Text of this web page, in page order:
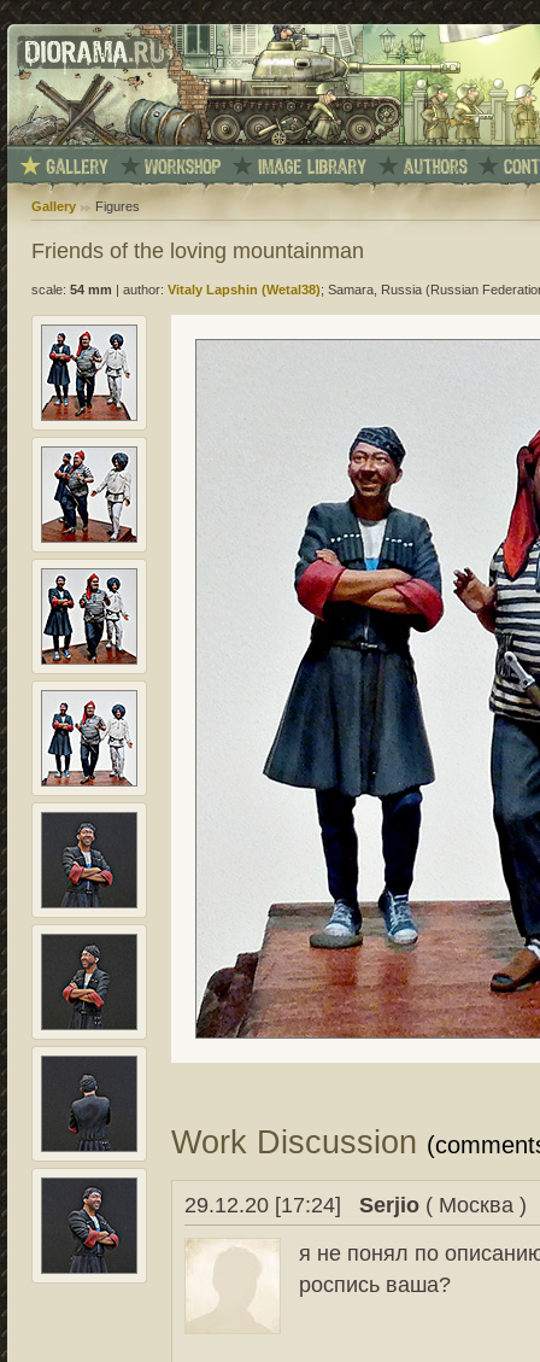
Gallery Figures
Friends of the loving mountainman
scale: 54 mm author: Vitaly Lapshin (Wetal38); Samara, Russia (Russian
Work Discussion
29.12.20 [17:24] Serjio ( Москва )
я не понял по
роспись ваша?